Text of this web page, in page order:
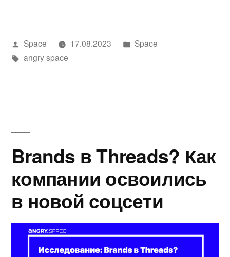
Написано
автором
Space 17.08.2023
Написано
Space
Метки:
angry space
Brands в Threads? Как
компании освоились
в новой соцсети